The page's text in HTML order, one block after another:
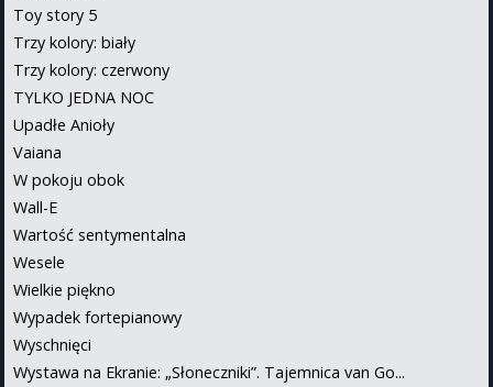
Toy story 5
Trzy kolory: biały
Trzy kolory: czerwony
TYLKO JEDNA NOC
Upadłe Anioły
Vaiana
W pokoju obok
Wall-E
Wartość sentymentalna
Wesele
Wielkie piękno
Wypadek fortepianowy
Wyschnięci
Wystawa na Ekranie: „Słoneczniki”. Tajemnica van Go...